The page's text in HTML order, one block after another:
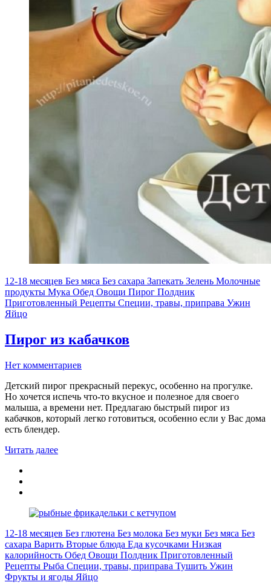
12-18 месяцев Без мяса Без сахара Запекать Зелень Молочные
продукты Мука Обед Овощи Пирог Полдник
Приготовленный Рецепты Специи, травы, приправа Ужин
Яйцо
Пирог из кабачков
Нет комментариев
Детский пирог прекрасный перекус, особенно на прогулке.
Но хочется испечь что-то вкусное и полезное для своего
малыша, а времени нет. Предлагаю быстрый пирог из
кабачков, который легко готовиться, особенно если у Вас дома
есть блендер.
Читать далее
12-18 месяцев Без глютена Без молока Без муки Без мяса Без
сахара Варить Вторые блюда Еда кусочками Низкая
калорийность Обед Овощи Полдник Приготовленный
Рецепты Рыба Специи, травы, приправа Тушить Ужин
Фрукты и ягоды Яйцо